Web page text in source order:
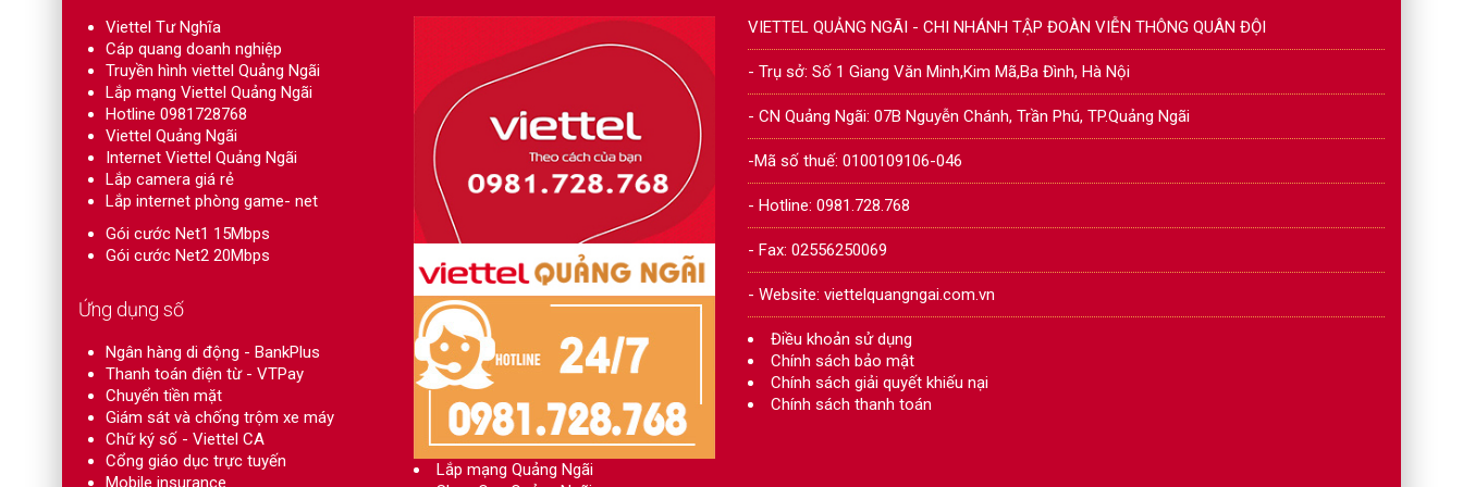
Viettel Tư Nghĩa
Cáp quang doanh nghiệp
Truyền hình viettel Quảng Ngãi
Lắp mạng Viettel Quảng Ngãi
Hotline 0981728768
Viettel Quảng Ngãi
Internet Viettel Quảng Ngãi
Lắp camera giá rẻ
Lắp internet phòng game- net
Gói cước Net1 15Mbps
Gói cước Net2 20Mbps
Ứng dụng số
Ngân hàng di động - BankPlus
Thanh toán điện từ - VTPay
Chuyển tiền mặt
Giám sát và chống trộm xe máy
Chữ ký số - Viettel CA
Cổng giáo dục trực tuyến
Mobile insurance
Lắp mạng Quảng Ngãi
VIETTEL QUẢNG NGÃI - CHI NHÁNH TẬP ĐOÀN VIỄN THÔNG QUÂN ĐỘI
- Trụ sở: Số 1 Giang Văn Minh,Kim Mã,Ba Đình, Hà Nội
- CN Quảng Ngãi: 07B Nguyễn Chánh, Trần Phú, TP.Quảng Ngãi
-Mã số thuế: 0100109106-046
- Hotline: 0981.728.768
- Fax: 02556250069
- Website: viettelquangngai.com.vn
Điều khoản sử dụng
Chính sách bảo mật
Chính sách giải quyết khiếu nại
Chính sách thanh toán